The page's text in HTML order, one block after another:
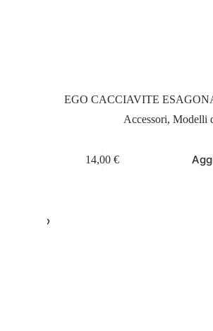
EGO CACCIAVITE
Accessori,Modelli
14,00€